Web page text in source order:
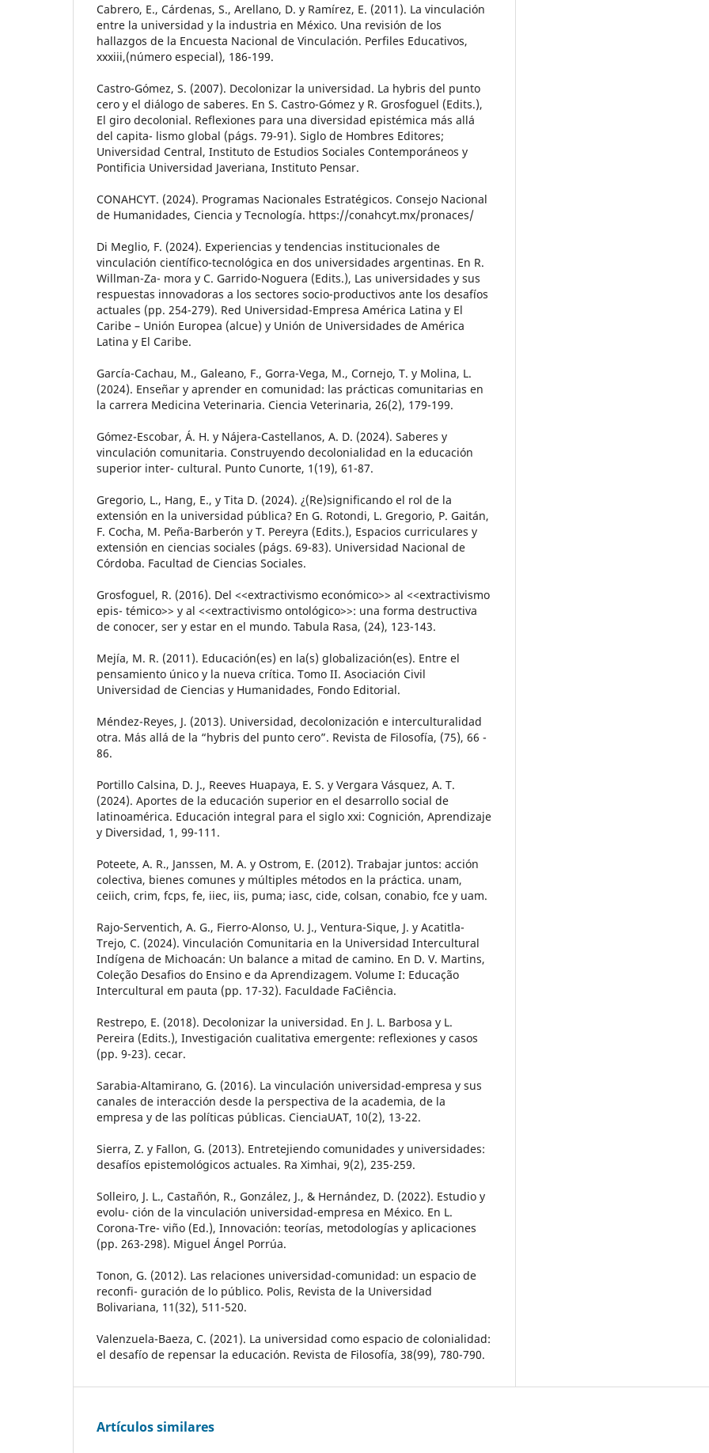
Cabrero, E., Cárdenas, S., Arellano, D. y Ramírez, E. (2011). La vinculación
entre la universidad y la industria en México. Una revisión de los
hallazgos de la Encuesta Nacional de Vinculación. Perfiles Educativos,
xxxiii,(número especial), 186-199.
Castro-Gómez, S. (2007). Decolonizar la universidad. La hybris del punto
cero y el diálogo de saberes. En S. Castro-Gómez y R. Grosfoguel (Edits.),
El giro decolonial. Reflexiones para una diversidad epistémica más allá
del capita- lismo global (págs. 79-91). Siglo de Hombres Editores;
Universidad Central, Instituto de Estudios Sociales Contemporáneos y
Pontificia Universidad Javeriana, Instituto Pensar.
CONAHCYT. (2024). Programas Nacionales Estratégicos. Consejo Nacional
de Humanidades, Ciencia y Tecnología. https://conahcyt.mx/pronaces/
Di Meglio, F. (2024). Experiencias y tendencias institucionales de
vinculación científico-tecnológica en dos universidades argentinas. En R.
Willman-Za- mora y C. Garrido-Noguera (Edits.), Las universidades y sus
respuestas innovadoras a los sectores socio-productivos ante los desafíos
actuales (pp. 254-279). Red Universidad-Empresa América Latina y El
Caribe – Unión Europea (alcue) y Unión de Universidades de América
Latina y El Caribe.
García-Cachau, M., Galeano, F., Gorra-Vega, M., Cornejo, T. y Molina, L.
(2024). Enseñar y aprender en comunidad: las prácticas comunitarias en
la carrera Medicina Veterinaria. Ciencia Veterinaria, 26(2), 179-199.
Gómez-Escobar, Á. H. y Nájera-Castellanos, A. D. (2024). Saberes y
vinculación comunitaria. Construyendo decolonialidad en la educación
superior inter- cultural. Punto Cunorte, 1(19), 61-87.
Gregorio, L., Hang, E., y Tita D. (2024). ¿(Re)significando el rol de la
extensión en la universidad pública? En G. Rotondi, L. Gregorio, P. Gaitán,
F. Cocha, M. Peña-Barberón y T. Pereyra (Edits.), Espacios curriculares y
extensión en ciencias sociales (págs. 69-83). Universidad Nacional de
Córdoba. Facultad de Ciencias Sociales.
Grosfoguel, R. (2016). Del <<extractivismo económico>> al <<extractivismo
epis- témico>> y al <<extractivismo ontológico>>: una forma destructiva
de conocer, ser y estar en el mundo. Tabula Rasa, (24), 123-143.
Mejía, M. R. (2011). Educación(es) en la(s) globalización(es). Entre el
pensamiento único y la nueva crítica. Tomo II. Asociación Civil
Universidad de Ciencias y Humanidades, Fondo Editorial.
Méndez-Reyes, J. (2013). Universidad, decolonización e interculturalidad
otra. Más allá de la “hybris del punto cero”. Revista de Filosofía, (75), 66 -
86.
Portillo Calsina, D. J., Reeves Huapaya, E. S. y Vergara Vásquez, A. T.
(2024). Aportes de la educación superior en el desarrollo social de
latinoamérica. Educación integral para el siglo xxi: Cognición, Aprendizaje
y Diversidad, 1, 99-111.
Poteete, A. R., Janssen, M. A. y Ostrom, E. (2012). Trabajar juntos: acción
colectiva, bienes comunes y múltiples métodos en la práctica. unam,
ceiich, crim, fcps, fe, iiec, iis, puma; iasc, cide, colsan, conabio, fce y uam.
Rajo-Serventich, A. G., Fierro-Alonso, U. J., Ventura-Sique, J. y Acatitla-
Trejo, C. (2024). Vinculación Comunitaria en la Universidad Intercultural
Indígena de Michoacán: Un balance a mitad de camino. En D. V. Martins,
Coleção Desafios do Ensino e da Aprendizagem. Volume I: Educação
Intercultural em pauta (pp. 17-32). Faculdade FaCiência.
Restrepo, E. (2018). Decolonizar la universidad. En J. L. Barbosa y L.
Pereira (Edits.), Investigación cualitativa emergente: reflexiones y casos
(pp. 9-23). cecar.
Sarabia-Altamirano, G. (2016). La vinculación universidad-empresa y sus
canales de interacción desde la perspectiva de la academia, de la
empresa y de las políticas públicas. CienciaUAT, 10(2), 13-22.
Sierra, Z. y Fallon, G. (2013). Entretejiendo comunidades y universidades:
desafíos epistemológicos actuales. Ra Ximhai, 9(2), 235-259.
Solleiro, J. L., Castañón, R., González, J., & Hernández, D. (2022). Estudio y
evolu- ción de la vinculación universidad-empresa en México. En L.
Corona-Tre- viño (Ed.), Innovación: teorías, metodologías y aplicaciones
(pp. 263-298). Miguel Ángel Porrúa.
Tonon, G. (2012). Las relaciones universidad-comunidad: un espacio de
reconfi- guración de lo público. Polis, Revista de la Universidad
Bolivariana, 11(32), 511-520.
Valenzuela-Baeza, C. (2021). La universidad como espacio de colonialidad:
el desafío de repensar la educación. Revista de Filosofía, 38(99), 780-790.
Artículos similares